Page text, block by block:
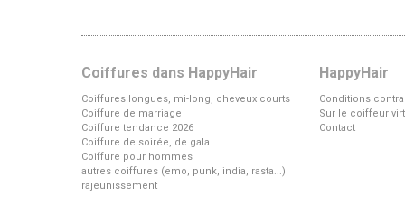
Coiffures dans HappyHair
Coiffures longues, mi-long, cheveux courts
Coiffure de marriage
Coiffure tendance 2026
Coiffure de soirée, de gala
Coiffure pour hommes
autres coiffures (emo, punk, india, rasta...)
rajeunissement
HappyHair
Conditions
Sur le coiffeur
Contact